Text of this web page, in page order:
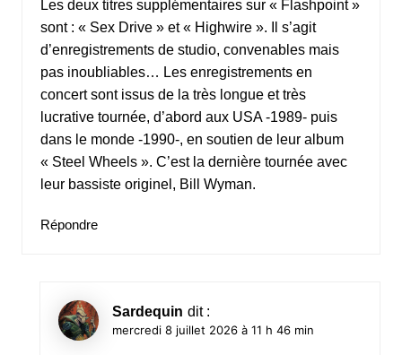
Les deux titres supplémentaires sur « Flashpoint »
sont : « Sex Drive » et « Highwire ». Il s’agit
d’enregistrements de studio, convenables mais
pas inoubliables… Les enregistrements en
concert sont issus de la très longue et très
lucrative tournée, d’abord aux USA -1989- puis
dans le monde -1990-, en soutien de leur album
« Steel Wheels ». C’est la dernière tournée avec
leur bassiste originel, Bill Wyman.
Répondre
Sardequin dit :
mercredi 8 juillet 2026 à 11 h 46 min